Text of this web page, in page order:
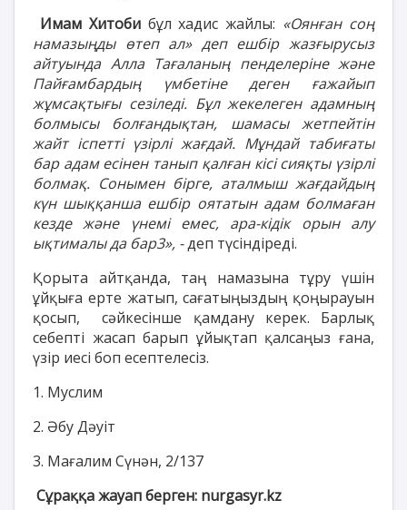
Имам Хитоби бұл хадис жайлы: «Оянған соң
намазыңды өтеп ал» деп ешбір жазғырусыз
айтуында Алла Тағаланың пенделеріне және
Пайғамбардың үмбетіне деген ғажайып
жұмсақтығы сезіледі. Бұл жекелеген адамның
болмысы болғандықтан, шамасы жетпейтін
жайт іспетті үзірлі жағдай. Мұндай табиғаты
бар адам есінен танып қалған кісі сияқты үзірлі
болмақ. Сонымен бірге, аталмыш жағдайдың
күн шыққанша ешбір оятатын адам болмаған
кезде және үнемі емес, ара-кідік орын алу
ықтималы да бар3», -деп түсіндіреді.
Қорыта айтқанда, таң намазына тұру үшін
ұйқыға ерте жатып, сағатыңыздың қоңырауын
қосып, сәйкесінше қамдану керек. Барлық
себепті жасап барып ұйықтап қалсаңыз ғана,
үзір иесі боп есептелесіз.
1. Муслим
2. Әбу Дәуіт
3. Мағалим Сүнән, 2/137
Сұраққа жауап берген: nurgasyr.kz